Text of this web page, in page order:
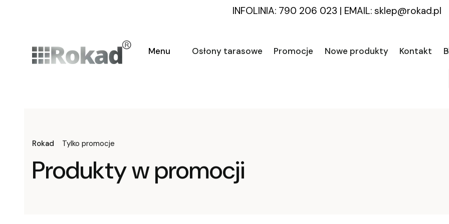
INFOLINIA: 790 206 023 | EMAIL: sklep@rokad.pl
Menu Osłony tarasowe Promocje Nowe produkty Kontakt
Rokad Tylko promocje
Produkty w promocji